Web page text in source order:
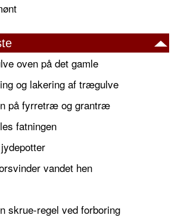
oven på det gamle
og lakering af trægulve
på fyrretræ og grantræ
fatningen
vandet hen
skrue-regel ved forboring